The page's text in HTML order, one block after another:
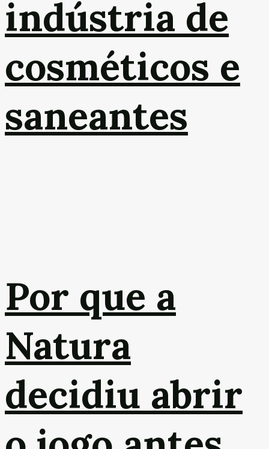
indústria de
cosméticos e
saneantes
Por que a
Natura
decidiu abrir